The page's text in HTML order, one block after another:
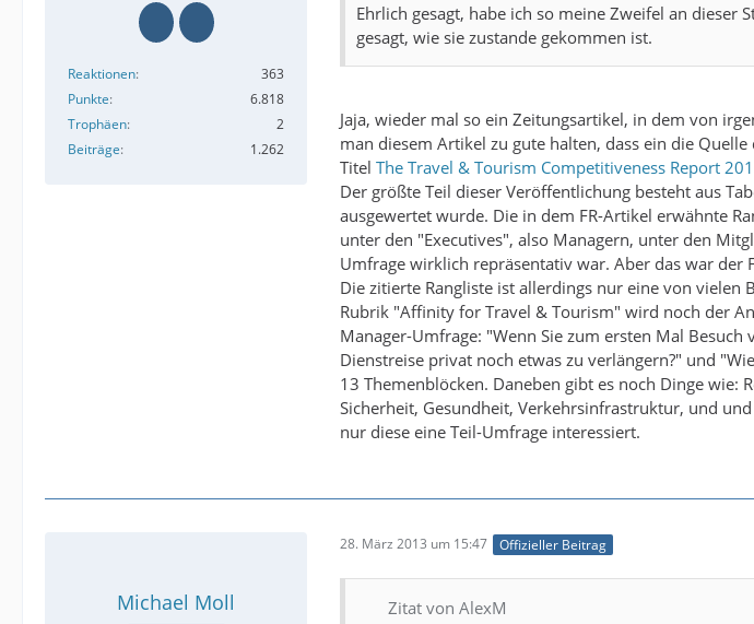
Reaktionen
363
Punkte
6.818
Trophäen
2
Beiträge
1.262
Ehrlich gesagt, habe ich so meine Zweifel an
gesagt, wie sie zustande gekommen ist.
Jaja, wieder mal so ein Zeitungsartikel, in dem von
man diesem Artikel zu gute halten, dass ein die
Titel The Travel & Tourism Competitiveness Report
Der größte Teil dieser Veröffentlichung besteht aus
ausgewertet wurde. Die in dem FR-Artikel erwähnte
unter den "Executives", also Managern, unter den
Umfrage wirklich repräsentativ war. Aber das war der
Die zitierte Rangliste ist allerdings nur eine von vielen
Rubrik "Affinity for Travel & Tourism" wird noch der
Manager-Umfrage: "Wenn Sie zum ersten Mal
Dienstreise privat noch etwas zu verlängern?" und
13 Themenblöcken. Daneben gibt es noch Dinge wie:
Sicherheit, Gesundheit, Verkehrsinfrastruktur, und
nur diese eine Teil-Umfrage interessiert.
Michael Moll
28. März 2013 um 15:47 Offizieller Beitrag
Zitat von AlexM